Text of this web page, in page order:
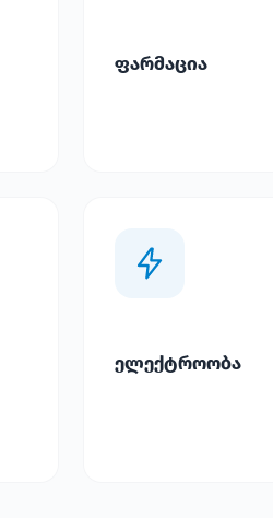
ფარმაცია
ელექტროობა